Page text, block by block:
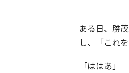
ある日、勝
し、「これ
「ははあ」